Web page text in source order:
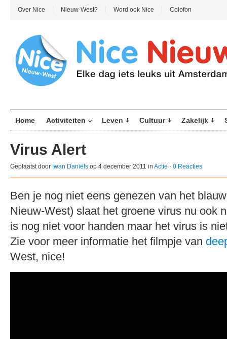
Over Nice Nieuw-West? Word ook Nice Colofon
Home Activiteiten Leven Cultuur Zakelijk
Virus Alert
Geplaatst door Iwan Daniëls op 4 december 2011 in Actie · 0 Reacties
Ben je nog niet eens genezen van het
Nieuw-West) slaat het groene virus nu ook
is nog niet voor handen maar het virus is
Zie voor meer informatie het filmpje van
West, nice!